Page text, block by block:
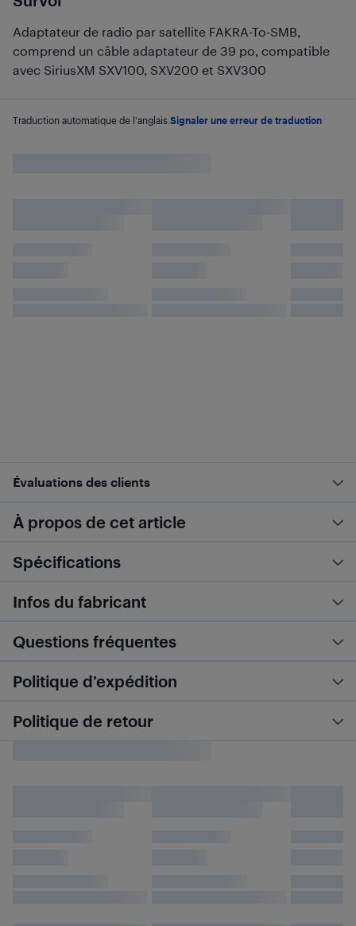
Adaptateur de radio par satellite FAKRA-To-SMB,
comprend un câble adaptateur de 39 po, compatible
avec SiriusXM SXV100, SXV200 et SXV300
Traduction automatique de l'anglais. Signaler une erreur de traduction
Évaluations des clients
À propos de cet article
Spécifications
Infos du fabricant
Questions fréquentes
Politique d’expédition
Politique de retour